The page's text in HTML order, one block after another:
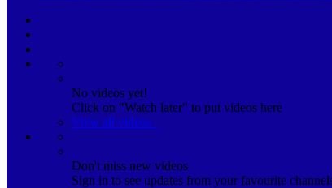
No videos yet!
Click on "Watch later" to put videos here
View all videos
Don't miss new videos
Sign in to see updates from your favourite